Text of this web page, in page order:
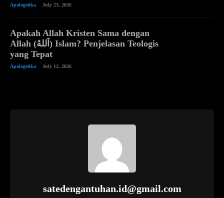
Apologetika July 23, 2026
Apakah Allah Kristen Sama dengan
Allah (اَللهُ) Islam? Penjelasan Teologis
yang Tepat
Apologetika July 12, 2026
satedengantuhan.id@gmail.com